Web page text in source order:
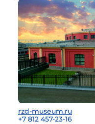
rzd-museum.ru
+7 812 457-23-16